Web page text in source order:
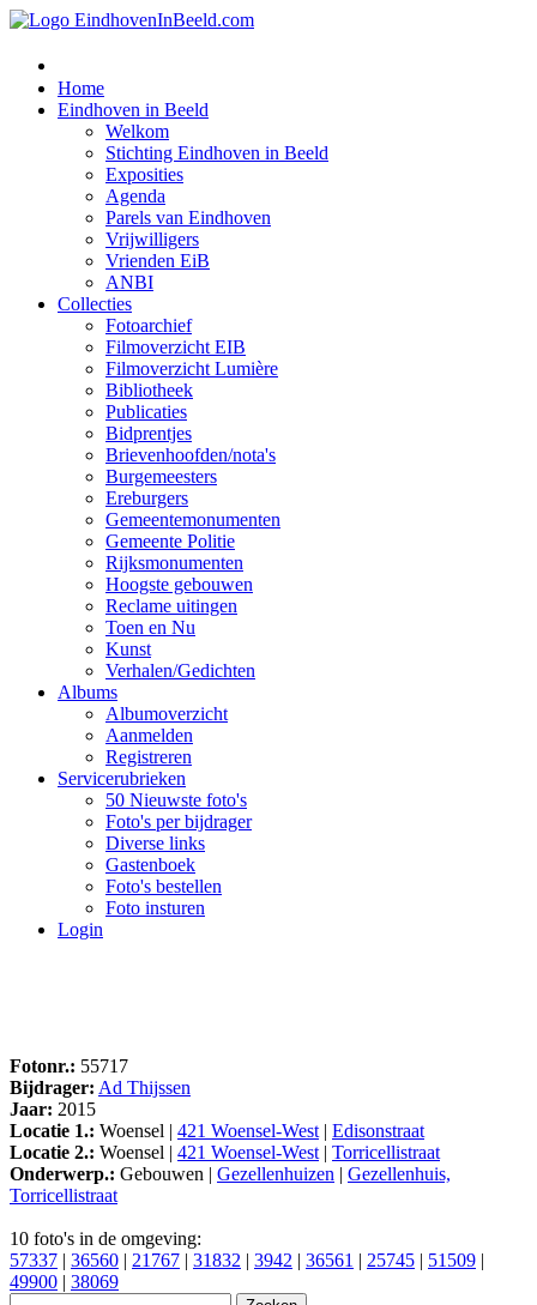
Home
Eindhoven in Beeld
Welkom
Stichting Eindhoven in Beeld
Exposities
Agenda
Parels van Eindhoven
Vrijwilligers
Vrienden EiB
ANBI
Collecties
Fotoarchief
Filmoverzicht EIB
Filmoverzicht Lumière
Bibliotheek
Publicaties
Bidprentjes
Brievenhoofden/nota's
Burgemeesters
Ereburgers
Gemeentemonumenten
Gemeente Politie
Rijksmonumenten
Hoogste gebouwen
Reclame uitingen
Toen en Nu
Kunst
Verhalen/Gedichten
Albums
Albumoverzicht
Aanmelden
Registreren
Servicerubrieken
50 Nieuwste foto's
Foto's per bijdrager
Diverse links
Gastenboek
Foto's bestellen
Foto insturen
Login
Fotonr.: 55717
Bijdrager: Ad Thijssen
Jaar: 2015
Locatie 1.: Woensel | 421 Woensel-West | Edisonstraat
Locatie 2.: Woensel | 421 Woensel-West | Torricellistraat
Onderwerp.: Gebouwen | Gezellenhuizen | Gezellenhuis,
Torricellistraat
10 foto's in de omgeving:
57337 | 36560 | 21767 | 31832 | 3942 | 36561 | 25745 | 51509 |
49900 | 38069